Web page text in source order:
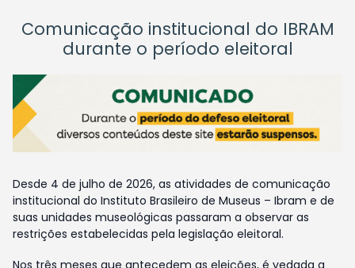
Comunicação institucional do IBRAM
durante o período eleitoral
Desde 4 de julho de 2026, as atividades de comunicação
institucional do Instituto Brasileiro de Museus – Ibram e de
suas unidades museológicas passaram a observar as
restrições estabelecidas pela legislação eleitoral.